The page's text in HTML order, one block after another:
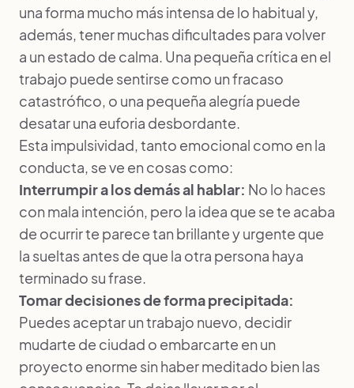
una forma mucho más intensa de lo habitual y,
además, tener muchas dificultades para volver
a un estado de calma. Una pequeña crítica en el
trabajo puede sentirse como un fracaso
catastrófico, o una pequeña alegría puede
desatar una euforia desbordante.
Esta impulsividad, tanto emocional como en la
conducta, se ve en cosas como:
Interrumpir a los demás al hablar: No lo haces
con mala intención, pero la idea que se te acaba
de ocurrir te parece tan brillante y urgente que
la sueltas antes de que la otra persona haya
terminado su frase.
Tomar decisiones de forma precipitada:
Puedes aceptar un trabajo nuevo, decidir
mudarte de ciudad o embarcarte en un
proyecto enorme sin haber meditado bien las